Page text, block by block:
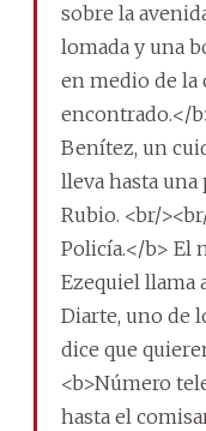
sobre la
lomada y una
en medio de la
encontrado.</
Benítez, un
lleva hasta una
Rubio. <br/
Policía.</b> El
Ezequiel llama
Diarte, uno de
dice que
<b>Número
hasta el